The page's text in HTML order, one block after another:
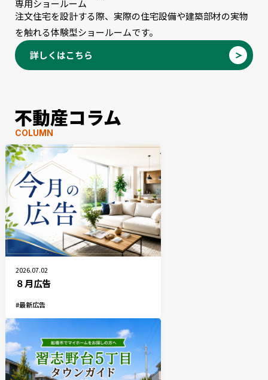
専用ショールーム
注文住宅を設計する際、実際の住宅設備や建築部材の実物
を触れる体験型ショールームです。
詳しくはこちら
不動産コラム
COLUMN
2026.07.02
８月広告
最新広告